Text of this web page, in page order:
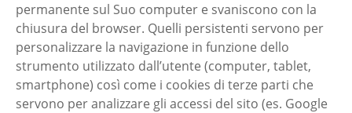
permanente sul Suo computer e svaniscono con la
chiusura del browser. Quelli persistenti servono per
personalizzare la navigazione in funzione dello
strumento utilizzato dall’utente (computer, tablet,
smartphone) così come i cookies di terze parti che
servono per analizzare gli accessi del sito (es. Google